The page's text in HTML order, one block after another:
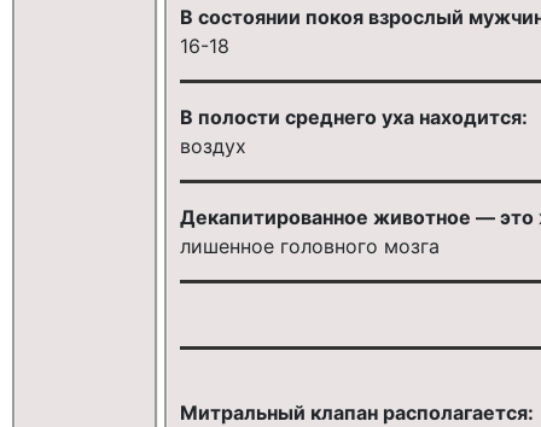
В состоянии покоя взрослый
16-18
В полости среднего уха находится:
воздух
Декапитированное животное — это
лишенное головного мозга
Митральный клапан располагается: